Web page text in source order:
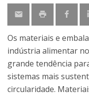
Os materiais e
indústria alimentar
grande tendência
sistemas mais
circularidade.